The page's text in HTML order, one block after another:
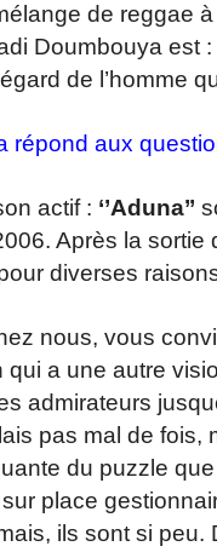
de reggae
Doumbouya est
de l’homme
répond aux
actif : ‘’Aduna’’
Après la
diverses
nous, vous
qui a une autre
admirateurs
pas mal de fois,
du puzzle que
place
ils sont si peu.